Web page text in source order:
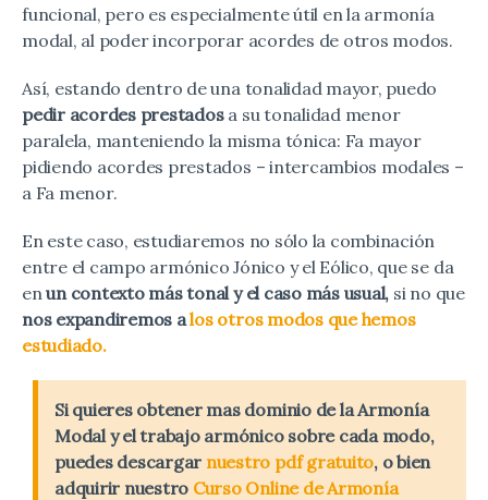
funcional, pero es especialmente útil en la armonía
modal, al poder incorporar acordes de otros modos.
Así, estando dentro de una tonalidad mayor, puedo
pedir acordes prestadosa su tonalidad menor
paralela, manteniendo la misma tónica: Fa mayor
pidiendo acordes prestados – intercambios modales –
a Fa menor.
En este caso, estudiaremos no sólo la combinación
entre el campo armónico Jónico y el Eólico, que se da
enun contexto más tonal y el caso más usual, si no que
nos expandiremos alos otros modos que hemos
estudiado.
Si quieres obtener mas dominio de la Armonía
Modal y el trabajo armónico sobre cada modo,
puedes descargar nuestro pdf gratuito, o bien
adquirir nuestro Curso Online de Armonía